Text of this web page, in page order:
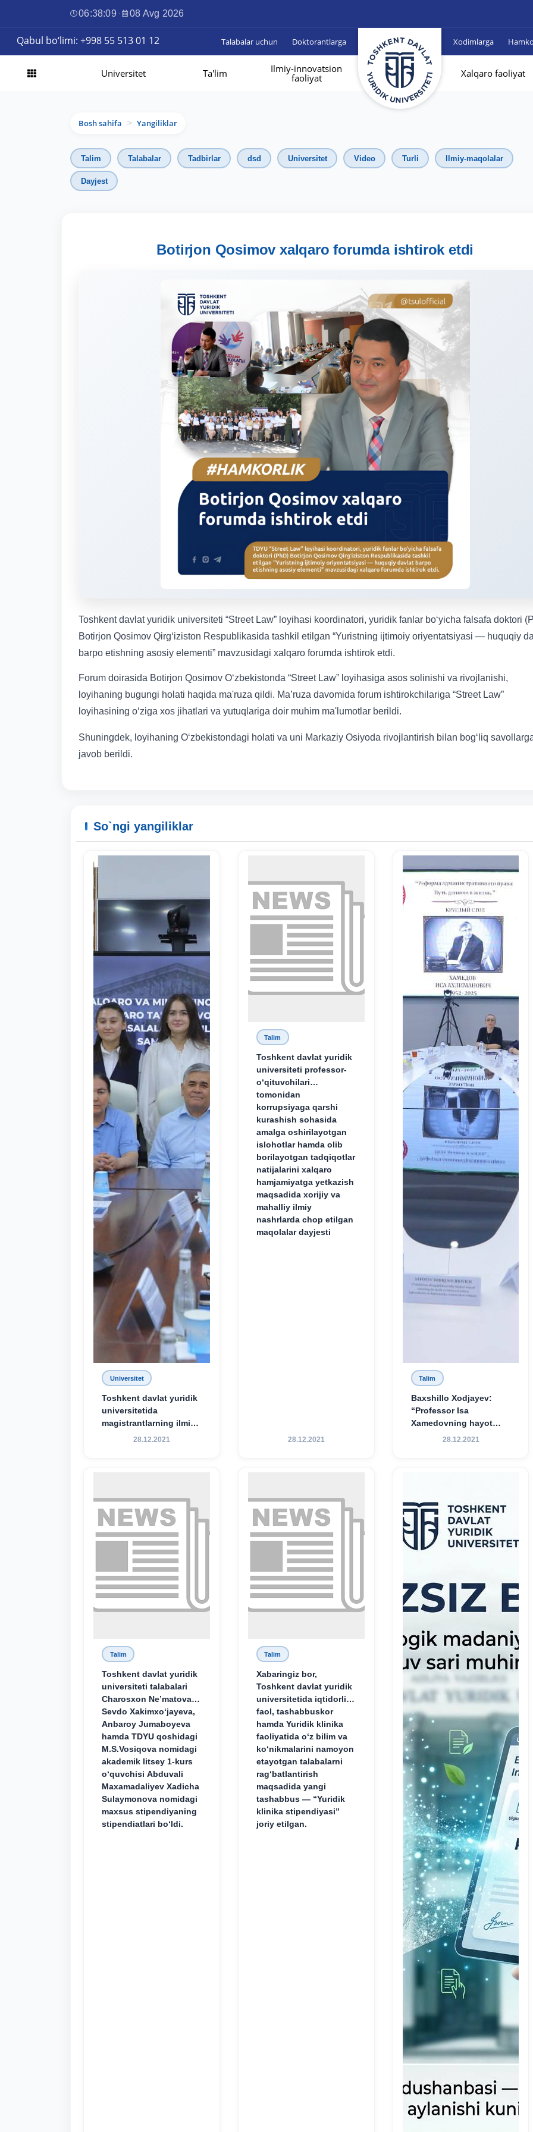
06:38:11 · 08 Avg 2026
Qabul bo‘limi: +998 55 513 01 12 Talabalar uchun Doktorantlarga Xodimlarga
Universitet Ta'lim
Ilmiy-innovatsion
faoliyat
Xalqaro faoliyat
Bosh sahifa > Yangiliklar
Talim Talabalar Tadbirlar dsd Universitet Video Turli Ilmiy-maqolalar
Dayjest
Botirjon Qosimov xalqaro forumda ishtirok etdi
Toshkent davlat yuridik universiteti “Street Law” loyihasi koordinatori, yuridik fanlar bo‘yicha falsafa doktori
Botirjon Qosimov Qirgʻiziston Respublikasida tashkil etilgan “Yuristning ijtimoiy oriyentatsiyasi — huquqiy
barpo etishning asosiy elementi” mavzusidagi xalqaro forumda ishtirok etdi.
Forum doirasida Botirjon Qosimov Oʻzbekistonda “Street Law” loyihasiga asos solinishi va rivojlanishi,
loyihaning bugungi holati haqida ma'ruza qildi. Ma’ruza davomida forum ishtirokchilariga “Street Law”
loyihasining oʻziga xos jihatlari va yutuqlariga doir muhim ma'lumotlar berildi.
Shuningdek, loyihaning Oʻzbekistondagi holati va uni Markaziy Osiyoda rivojlantirish bilan bogʻliq
javob berildi.
So`ngi yangiliklar
Universitet
Toshkent davlat yuridik
universitetida
magistrantlarning ilmiy-
amaliy konferensiyasi
28.12.2021
Talim
Toshkent davlat yuridik
universiteti professor-
o‘qituvchilari
tomonidan
korrupsiyaga qarshi
kurashish sohasida
amalga oshirilayotgan
islohotlar hamda olib
borilayotgan tadqiqotlar
natijalarini xalqaro
hamjamiyatga yetkazish
maqsadida xorijiy va
mahalliy ilmiy
nashrlarda chop etilgan
maqolalar dayjesti
28.12.2021
Talim
Baxshillo Xodjayev:
“Professor Isa
Xamedovning hayot
yo‘li — ilm-fanga,
28.12.2021
Talim
Toshkent davlat yuridik
universiteti talabalari
Charosxon Ne’matova,
Sevdo Xakimxo‘jayeva,
Anbaroy Jumaboyeva
hamda TDYU qoshidagi
M.S.Vosiqova nomidagi
akademik litsey 1-kurs
o‘quvchisi Abduvali
Maxamadaliyev Xadicha
Sulaymonova nomidagi
maxsus stipendiyaning
stipendiatlari bo‘ldi.
Talim
Xabaringiz bor,
Toshkent davlat yuridik
universitetida iqtidorli,
faol, tashabbuskor
hamda Yuridik klinika
faoliyatida o‘z bilim va
ko‘nikmalarini namoyon
etayotgan talabalarni
rag‘batlantirish
maqsadida yangi
tashabbus — “Yuridik
klinika stipendiyasi”
joriy etilgan.